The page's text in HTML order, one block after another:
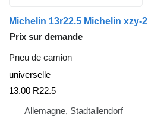
Michelin 13r22.5 Michelin xzy-2
Prix sur demande
Pneu de camion
universelle
13.00 R22.5
Allemagne, Stadtallendorf